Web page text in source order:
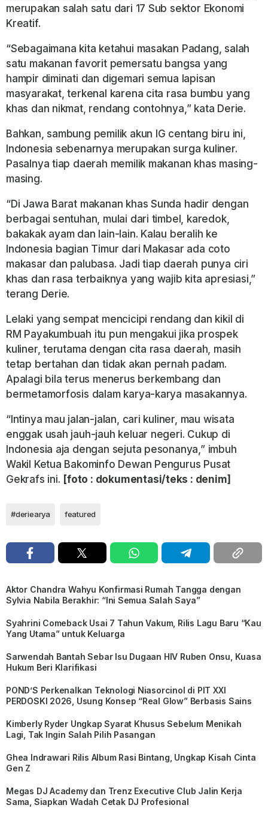
merupakan salah satu dari 17 Sub sektor Ekonomi
Kreatif.
“Sebagaimana kita ketahui masakan Padang, salah
satu makanan favorit pemersatu bangsa yang
hampir diminati dan digemari semua lapisan
masyarakat, terkenal karena cita rasa bumbu yang
khas dan nikmat, rendang contohnya,” kata Derie.
Bahkan, sambung pemilik akun IG centang biru ini,
Indonesia sebenarnya merupakan surga kuliner.
Pasalnya tiap daerah memilik makanan khas masing-
masing.
“Di Jawa Barat makanan khas Sunda hadir dengan
berbagai sentuhan, mulai dari timbel, karedok,
bakakak ayam dan lain-lain. Kalau beralih ke
Indonesia bagian Timur dari Makasar ada coto
makasar dan palubasa. Jadi tiap daerah punya ciri
khas dan rasa terbaiknya yang wajib kita apresiasi,”
terang Derie.
Lelaki yang sempat mencicipi rendang dan kikil di
RM Payakumbuah itu pun mengakui jika prospek
kuliner, terutama dengan cita rasa daerah, masih
tetap bertahan dan tidak akan pernah padam.
Apalagi bila terus menerus berkembang dan
bermetamorfosis dalam karya-karya masakannya.
“Intinya mau jalan-jalan, cari kuliner, mau wisata
enggak usah jauh-jauh keluar negeri. Cukup di
Indonesia aja dengan sejuta pesonanya,” imbuh
Wakil Ketua Bakominfo Dewan Pengurus Pusat
Gekrafs ini. [foto : dokumentasi/teks : denim]
#deriearya featured
Aktor Chandra Wahyu Konfirmasi Rumah Tangga dengan
Sylvia Nabila Berakhir: “Ini Semua Salah Saya”
Syahrini Comeback Usai 7 Tahun Vakum, Rilis Lagu Baru “Kau
Yang Utama” untuk Keluarga
Sarwendah Bantah Sebar Isu Dugaan HIV Ruben Onsu, Kuasa
Hukum Beri Klarifikasi
POND’S Perkenalkan Teknologi Niasorcinol di PIT XXI
PERDOSKI 2026, Usung Konsep “Real Glow” Berbasis Sains
Kimberly Ryder Ungkap Syarat Khusus Sebelum Menikah
Lagi, Tak Ingin Salah Pilih Pasangan
Ghea Indrawari Rilis Album Rasi Bintang, Ungkap Kisah Cinta
Gen Z
Megas DJ Academy dan Trenz Executive Club Jalin Kerja
Sama, Siapkan Wadah Cetak DJ Profesional